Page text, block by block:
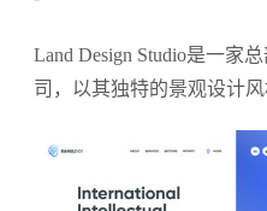
Land Design Studio是一家
司，以其独特的景观设计风